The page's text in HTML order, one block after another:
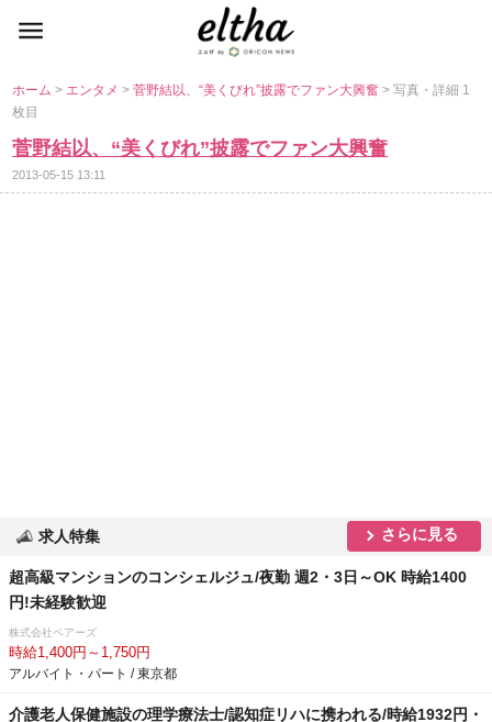
ホーム> エンタメ>菅野結以、“美くびれ”披露でファン大興奮> 写真・詳細 1
枚目
菅野結以、“美くびれ”披露でファン大興奮
2013-05-15 13:11
求人特集 さらに見る
超高級マンションのコンシェルジュ/夜勤 週2・3日～OK 時給1400
円!未経験歓迎
株式会社ベアーズ
時給1,400円～1,750円
アルバイト・パート / 東京都
介護老人保健施設の理学療法士/認知症リハに携われる/時給1932円・